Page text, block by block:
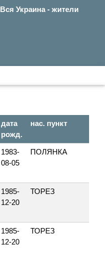
Вся Украина - жители
дата
рожд.
нас. пункт
1983-
08-05
ПОЛЯНКА
1985-
12-20
ТОРЕЗ
1985-
12-20
ТОРЕЗ